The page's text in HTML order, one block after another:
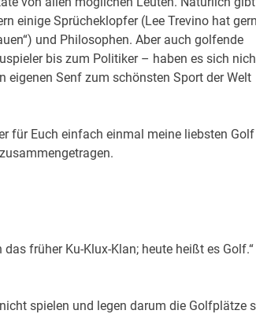
einige Sprücheklopfer (Lee Trevino hat
und Philosophen. Aber auch golfende
bis zum Politiker – haben es sich
eigenen Senf zum schönsten Sport der Welt
für Euch einfach einmal meine liebsten Golf
früher Ku-Klux-Klan; heute heißt es
spielen und legen darum die Golfplätze